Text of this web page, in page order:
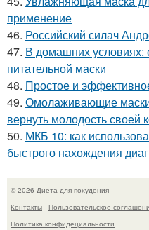
применение
46. Российский силач
47. В домашних условиях:
питательной маски
48. Простое и
49. Омолаживающие
вернуть молодость своей
50. МКБ 10: как
быстрого нахождения
© 2026 Диета для похудения
Контакты
Пользовательское
Политика конфидециальности